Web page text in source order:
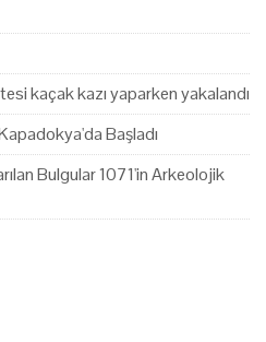
kaçak kazı yaparken yakalandı
Başladı
Bulgular 1071'in Arkeolojik